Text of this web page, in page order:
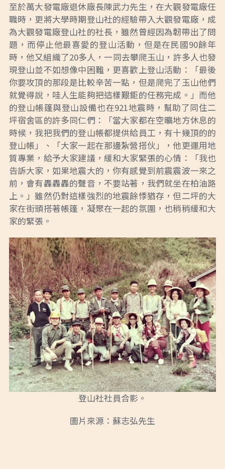
至於萬大發電廠退休廠長陳武力先生，在大觀發電廠任
職時，更將大學時期登山社的經驗帶入大觀發電廠，成
為大觀發電廠登山社的社長，雖然曾經因為韌帶出了問
題，而停止他最喜愛的登山活動，但是在民國90餘年
時，他又組織了20多人，一同去攀爬玉山，許多人也發
現登山並不如想像中困難，更喜歡上登山活動：「最後
你要攻頂的那段是比較辛苦一點，但是爬完了玉山他們
就覺得說，哇人生能夠把這樣艱鉅的任務完成。」而他
的登山帳篷與登山設備也在921地震時，幫助了同住二
坪宿舍區的許多同仁們：「當大家都在空曠地方休息的
時候，我把我們的登山帳都提供給員工，有十幾頂的的
登山帳」、「大家一起在那邊紮營搭伙」，他更運用地
質專業，給予大家建議，緩和大家緊張的心情：「我也
告訴大家，如果地震大的，你有感覺到前震震波一來之
前，會有轟轟轟的聲音，不要站著，我們就坐在柏油路
上。」雖然仍對這樣強烈的地震餘悸猶存，但二坪的大
家在街頭搭著帳篷，凝聚在一起的氛圍，也稍稍緩和大
家的緊張。
登山社社員合影。
圖片來源：蘇志弘先生